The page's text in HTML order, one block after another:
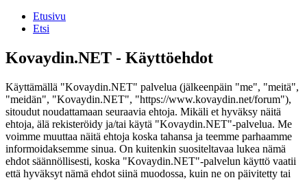
Etusivu
Etsi
Kovaydin.NET - Käyttöehdot
Käyttämällä "Kovaydin.NET" palvelua (jälkeenpäin "me", "meitä",
"meidän", "Kovaydin.NET", "https://www.kovaydin.net/forum"),
sitoudut noudattamaan seuraavia ehtoja. Mikäli et hyväksy näitä
ehtoja, älä rekisteröidy ja/tai käytä "Kovaydin.NET"-palvelua. Me
voimme muuttaa näitä ehtoja koska tahansa ja teemme parhaamme
informoidaksemme sinua. On kuitenkin suositeltavaa lukea nämä
ehdot säännöllisesti, koska "Kovaydin.NET"-palvelun käyttö vaatii
että hyväksyt nämä ehdot siinä muodossa, kuin ne on päivitetty tai